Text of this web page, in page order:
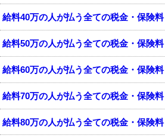
給料40万の人が払う全ての税金・保険料
給料50万の人が払う全ての税金・保険料
給料60万の人が払う全ての税金・保険料
給料70万の人が払う全ての税金・保険料
給料80万の人が払う全ての税金・保険料